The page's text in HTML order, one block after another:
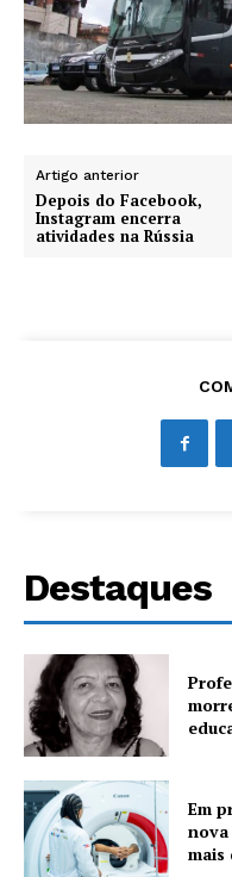
Artigo anterior
Depois do Facebook,
Instagram encerra
atividades na Rússia
Destaques
Em
mais